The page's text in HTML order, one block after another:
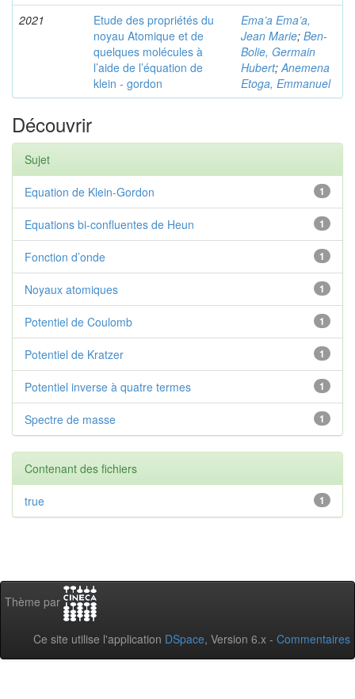
2021
Etude des propriétés du
noyau Atomique et de
quelques molécules à
l’aide de l’équation de
klein - gordon
Ema’a Ema’a,
Jean Marie; Ben-
Bolie, Germain
Hubert; Anemena
Etoga, Emmanuel
Découvrir
Sujet
1
Equation de Klein-Gordon
1
Equations bi-confluentes de Heun
1
Fonction d’onde
1
Noyaux atomiques
1
Potentiel de Coulomb
1
Potentiel de Kratzer
1
Potentiel inverse à quatre termes
1
Spectre de masse
Contenant des fichiers
1
true
Thème par
Ce site utilise l'application DSpace, Version 6.x - Commentaires